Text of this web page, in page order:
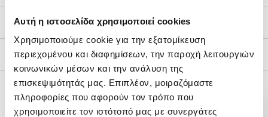
Αυτή η ιστοσελίδα χρησιμοποιεί cookies
Χρησιμοποιούμε cookie για την εξατομίκευση
περιεχομένου και διαφημίσεων, την παροχή λειτουργιών
κοινωνικών μέσων και την ανάλυση της
επισκεψιμότητάς μας. Επιπλέον, μοιραζόμαστε
πληροφορίες που αφορούν τον τρόπο που
χρησιμοποιείτε τον ιστότοπό μας με συνεργάτες
Τρόποι Αποστολής
Πολιτική Επιστροφών
ΣΧΕΤΙΚΆ ΠΡΟΪΌΝΤΑ